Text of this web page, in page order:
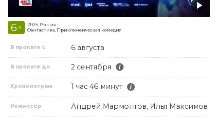
6 +
2025, Россия
Фантастика, Приключенческая комедия
В прокате с 6 августа
В прокате до 2 сентября
Хронометраж 1 час 46 минут
Режиссер Андрей Мармонтов, Илья Максимов